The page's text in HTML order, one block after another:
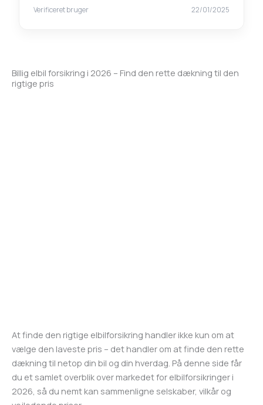
Verificeret bruger 22/01/2025
Billig elbil forsikring i 2026 – Find den rette dækning til den
rigtige pris
At finde den rigtige elbilforsikring handler ikke kun om at
vælge den laveste pris – det handler om at finde den rette
dækning til netop din bil og din hverdag. På denne side får
du et samlet overblik over markedet for elbilforsikringer i
2026, så du nemt kan sammenligne selskaber, vilkår og